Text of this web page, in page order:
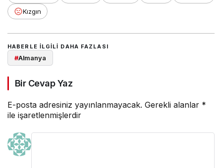
Kızgın
HABERLE ILGILI DAHA FAZLASI
#Almanya
Bir Cevap Yaz
E-posta adresiniz yayınlanmayacak. Gerekli alanlar *
ile işaretlenmişlerdir